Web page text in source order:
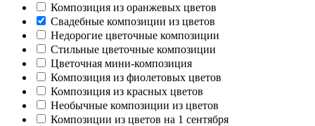
Композиция из оранжевых цветов
Свадебные композиции из цветов
Недорогие цветочные композиции
Стильные цветочные композиции
Цветочная мини-композиция
Композиция из фиолетовых цветов
Композиция из красных цветов
Необычные композиции из цветов
Композиции из цветов на 1 сентября